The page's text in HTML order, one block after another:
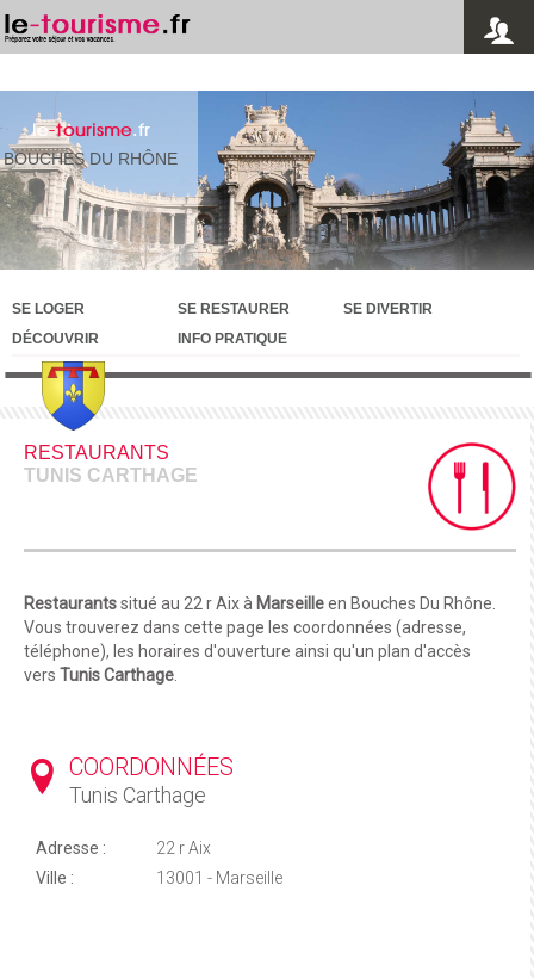
le-tourisme.fr
BOUCHES DU RHÔNE
SE LOGER SE RESTAURER
SE DIVERTIR
DÉCOUVRIR
INFO PRATIQUE
RESTAURANTS
TUNIS CARTHAGE
Restaurantssitué au 22 r Aix à Marseilleen Bouches Du Rhône.
Vous trouverez dans cette page les coordonnées (adresse,
téléphone), les horaires d'ouverture ainsi qu'un plan d'accès
vers Tunis Carthage.
COORDONNÉES
Tunis Carthage
Adresse :
22 r Aix
Ville :
13001 - Marseille